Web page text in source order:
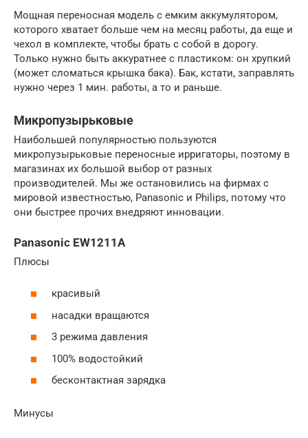
Мощная переносная модель с емким аккумулятором,
которого хватает больше чем на месяц работы, да еще и
чехол в комплекте, чтобы брать с собой в дорогу.
Только нужно быть аккуратнее с пластиком: он хрупкий
(может сломаться крышка бака). Бак, кстати, заправлять
нужно через 1 мин. работы, а то и раньше.
Микропузырьковые
Наибольшей популярностью пользуются
микропузырьковые переносные ирригаторы, поэтому в
магазинах их большой выбор от разных
производителей. Мы же остановились на фирмах с
мировой известностью, Panasonic и Philips, потому что
они быстрее прочих внедряют инновации.
Panasonic EW1211A
Плюсы
красивый
насадки вращаются
3 режима давления
100% водостойкий
бесконтактная зарядка
Минусы